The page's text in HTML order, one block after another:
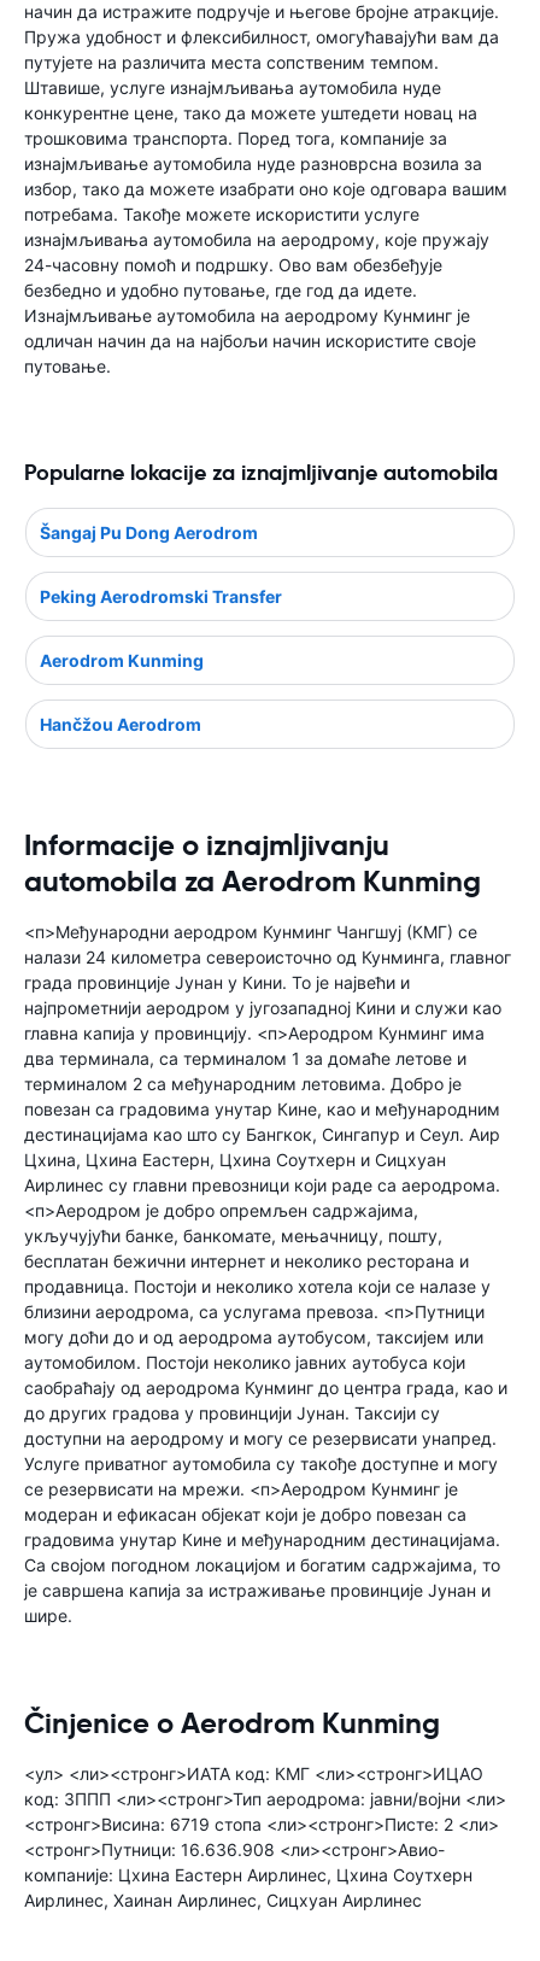
начин да истражите подручје и његове бројне атракције.
Пружа удобност и флексибилност, омогућавајући вам да
путујете на различита места сопственим темпом.
Штавише, услуге изнајмљивања аутомобила нуде
конкурентне цене, тако да можете уштедети новац на
трошковима транспорта. Поред тога, компаније за
изнајмљивање аутомобила нуде разноврсна возила за
избор, тако да можете изабрати оно које одговара вашим
потребама. Такође можете искористити услуге
изнајмљивања аутомобила на аеродрому, које пружају
24-часовну помоћ и подршку. Ово вам обезбеђује
безбедно и удобно путовање, где год да идете.
Изнајмљивање аутомобила на аеродрому Кунминг је
одличан начин да на најбољи начин искористите своје
путовање.
Popularne lokacije za iznajmljivanje automobila
Šangaj Pu Dong Aerodrom
Peking Aerodromski Transfer
Aerodrom Kunming
Hančžou Aerodrom
Informacije o iznajmljivanju
automobila za Aerodrom Kunming
<п>Међународни аеродром Кунминг Чангшуј (КМГ) се
налази 24 километра североисточно од Кунминга, главног
града провинције Јунан у Кини. То је највећи и
најпрометнији аеродром у југозападној Кини и служи као
главна капија у провинцију. <п>Аеродром Кунминг има
два терминала, са терминалом 1 за домаће летове и
терминалом 2 са међународним летовима. Добро је
повезан са градовима унутар Кине, као и међународним
дестинацијама као што су Бангкок, Сингапур и Сеул. Аир
Цхина, Цхина Еастерн, Цхина Соутхерн и Сицхуан
Аирлинес су главни превозници који раде са аеродрома.
<п>Аеродром је добро опремљен садржајима,
укључујући банке, банкомате, мењачницу, пошту,
бесплатан бежични интернет и неколико ресторана и
продавница. Постоји и неколико хотела који се налазе у
близини аеродрома, са услугама превоза. <п>Путници
могу доћи до и од аеродрома аутобусом, таксијем или
аутомобилом. Постоји неколико јавних аутобуса који
саобраћају од аеродрома Кунминг до центра града, као и
до других градова у провинцији Јунан. Таксији су
доступни на аеродрому и могу се резервисати унапред.
Услуге приватног аутомобила су такође доступне и могу
се резервисати на мрежи. <п>Аеродром Кунминг је
модеран и ефикасан објекат који је добро повезан са
градовима унутар Кине и међународним дестинацијама.
Са својом погодном локацијом и богатим садржајима, то
је савршена капија за истраживање провинције Јунан и
шире.
Činjenice o Aerodrom Kunming
<ул> <ли><стронг>ИАТА код: КМГ <ли><стронг>ИЦАО
код: ЗППП <ли><стронг>Тип аеродрома: јавни/војни <ли>
<стронг>Висина: 6719 стопа <ли><стронг>Писте: 2 <ли>
<стронг>Путници: 16.636.908 <ли><стронг>Авио-
компаније: Цхина Еастерн Аирлинес, Цхина Соутхерн
Аирлинес, Хаинан Аирлинес, Сицхуан Аирлинес